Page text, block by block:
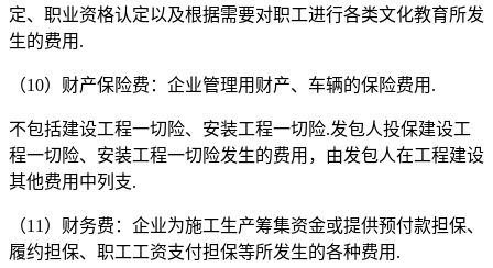
定、职业资格认定以及根据需要对职工进行各类文化教育所发
生的费用.
（10）财产保险费：企业管理用财产、车辆的保险费用.
不包括建设工程一切险、安装工程一切险.发包人投保建设工
程一切险、安装工程一切险发生的费用，由发包人在工程建设
其他费用中列支.
（11）财务费：企业为施工生产筹集资金或提供预付款担保、
履约担保、职工工资支付担保等所发生的各种费用.